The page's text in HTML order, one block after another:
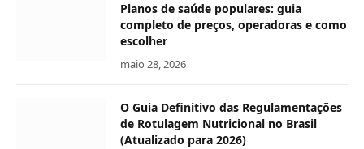
Planos de saúde populares: guia
completo de preços, operadoras e como
escolher
maio 28, 2026
O Guia Definitivo das Regulamentações
de Rotulagem Nutricional no Brasil
(Atualizado para 2026)